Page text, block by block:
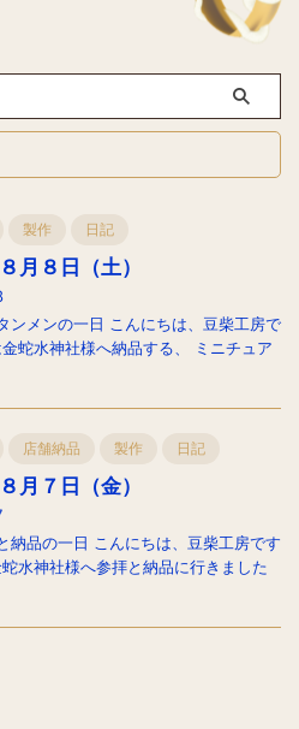
製作 日記
月８日（土）
ンメンの一日 こんにちは、豆柴工房で
蛇水神社様へ納品する、 ミニチュア
店舗納品 製作 日記
月７日（金）
納品の一日 こんにちは、豆柴工房です
水神社様へ参拝と納品に行きました